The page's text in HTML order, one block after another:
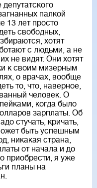
палкой
13 лет просто
свободных,
хотят
с людьми, а не
не видят. Они хотят
к своим мизерным
о врачах, вообще
то, что, наверное,
человек. О
когда было
зарплаты. Об
стучать, кричать,
быть успешным
никакая страна,
от начала и до
приобрести, я уже
планы на